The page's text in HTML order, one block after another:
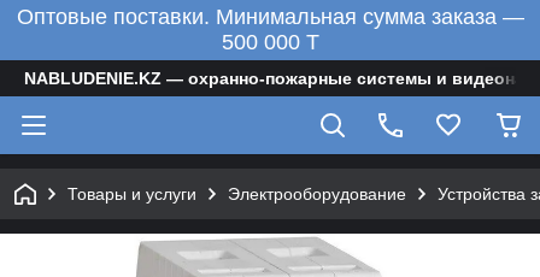
Оптовые поставки. Минимальная сумма заказа —
500 000 T
NABLUDENIE.KZ — охранно-пожарные системы и
Товары и услуги Электрооборудование Устройства